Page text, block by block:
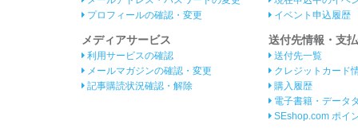
プロフィールの確認・変更
メディアサービス
利用サービスの確認
メールマガジンの確認・変更
記事購読状況確認・解除
イベント申込履歴
送付先情報・支
送付先一覧
クレジットカード
購入履歴
電子書籍・データ
SEshop.com ポイ